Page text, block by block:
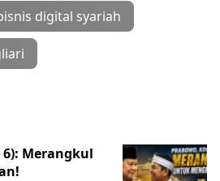
digital syariah
Merangkul